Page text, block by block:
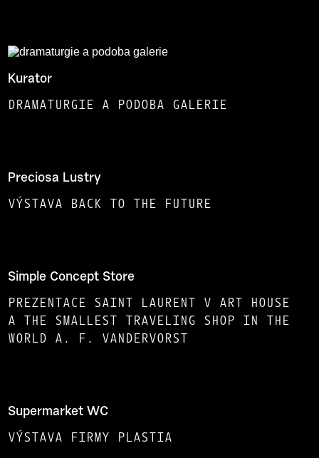
Kurator
DRAMATURGIE A PODOBA GALERIE
Preciosa Lustry
VÝSTAVA BACK TO THE FUTURE
Simple Concept Store
PREZENTACE SAINT LAURENT V ART HOUSE
A THE SMALLEST TRAVELING SHOP IN THE
WORLD A. F. VANDERVORST
Supermarket WC
VÝSTAVA FIRMY PLASTIA